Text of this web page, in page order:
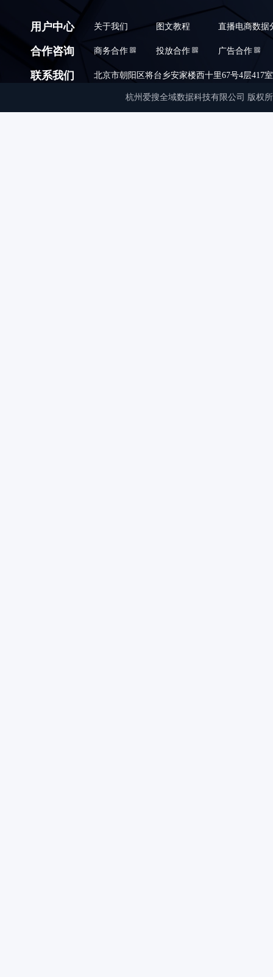
用户中心 关于我们 图文教程 直播电商数据
合作咨询 商务合作 投放合作 广告合作
联系我们 北京市朝阳区将台乡安家楼西十里67号4层417室
杭州爱搜全域数据科技有限公司 版权